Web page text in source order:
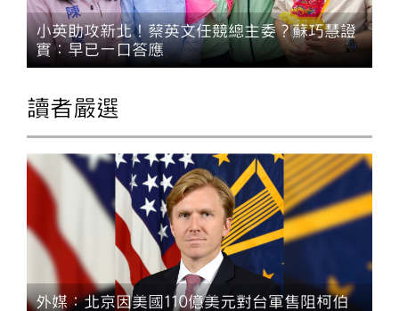
小英助攻新北！蔡英文任競總主委？蘇巧慧證
實：早已一口答應
讀者嚴選
外媒：北京因美國110億美元對台軍售阻柯伯